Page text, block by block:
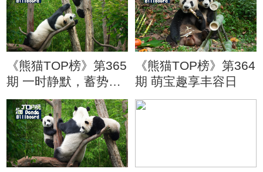
《熊猫TOP榜》第365
期 一时静默，蓄势待
发
《熊猫TOP榜》第364
期 萌宝趣享丰容日